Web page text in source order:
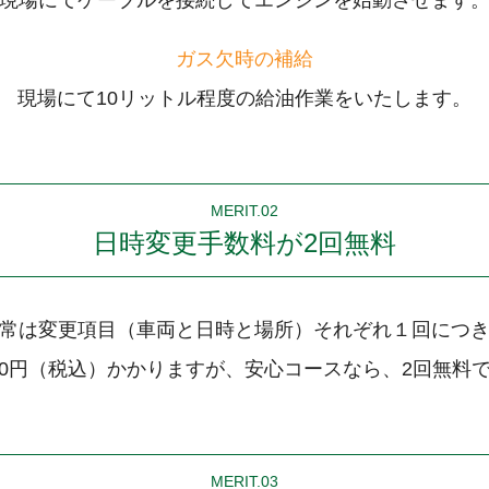
ガス欠時の補給
現場にて10リットル程度の給油作業をいたします。
MERIT.02
日時変更手数料が2回無料
は変更項目（車両と日時と場所）それぞれ１回につき
円（税込）かかりますが、安心コースなら、2回無料で
MERIT.03